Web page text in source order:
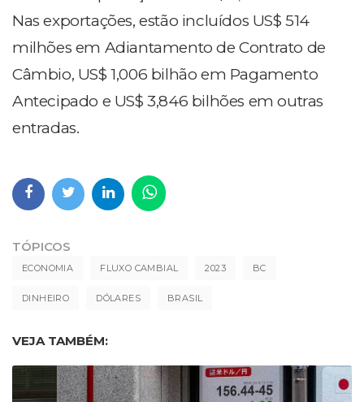
Nas exportações, estão incluídos US$ 514
milhões em Adiantamento de Contrato de
Câmbio, US$ 1,006 bilhão em Pagamento
Antecipado e US$ 3,846 bilhões em outras
entradas.
TÓPICOS
ECONOMIA FLUXO CAMBIAL 2023 BC
DINHEIRO DÓLARES BRASIL
VEJA TAMBÉM: